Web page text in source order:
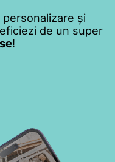
și
de un super
!